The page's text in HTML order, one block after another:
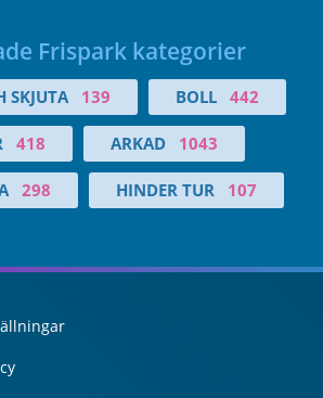
Frispark kategorier
SKJUTA 139 BOLL 442
418 ARKAD 1043
298 HINDER TUR 107